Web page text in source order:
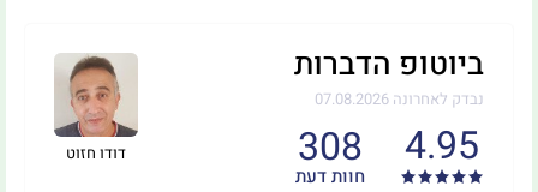
דודו חזוט
ביוטופ הדברות
נבדק לאחרונה 07.08.2026
4.95
308
חוות דעת